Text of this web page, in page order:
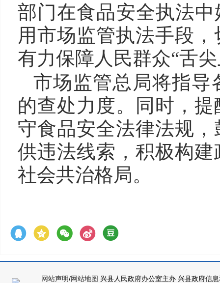
部门在食品安全执法
用市场监管执法手段
有力保障人民群众“舌
市场监管总局将指导
的查处力度。同时，
守食品安全法律法规
供违法线索，积极构
社会共治格局。
网站声明/网站地图 兴县人民政府办公室主办 兴县政府信